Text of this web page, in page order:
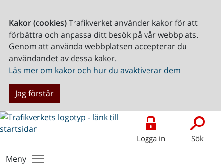
Kakor (cookies)Trafikverket använder kakor för att
förbättra och anpassa ditt besök på vår webbplats.
Genom att använda webbplatsen accepterar du
användandet av dessa kakor.
Läs mer om kakor och hur du avaktiverar dem
Jag förstår
Logga in Sök
Meny